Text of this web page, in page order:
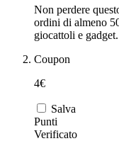
adidas
Unieuro
Non perdere
ordini di almeno
giocattoli e gadget.
Coupon
4€
Salva
Punti
Verificato